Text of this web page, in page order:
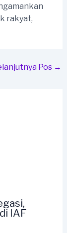
rakyat,
Pos →
IAF